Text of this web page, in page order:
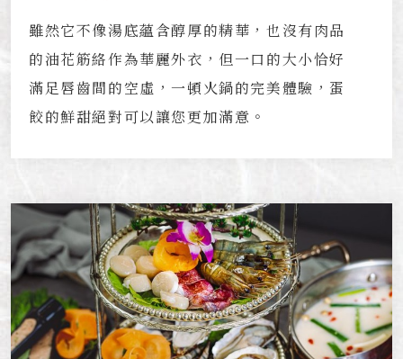
雖然它不像湯底蘊含醇厚的精華，也沒有肉品
的油花筋絡作為華麗外衣，但一口的大小恰好
滿足唇齒間的空虛，一頓火鍋的完美體驗，蛋
餃的鮮甜絕對可以讓您更加滿意。